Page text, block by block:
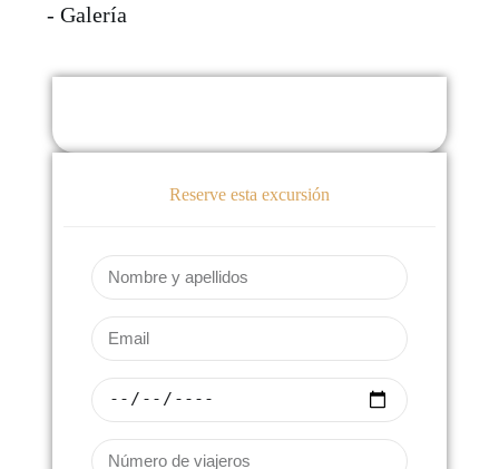
- Galería
Reserve esta excursión